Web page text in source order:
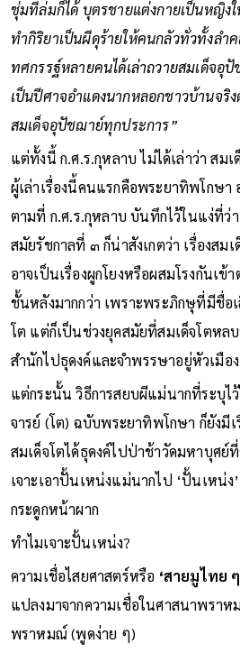
ชุ่มที่ล่มก็ได้ บุตรชายแต่งกายเป็นหญิง
ทำกิริยาเป็นผีดุร้ายให้คนกลัวทั่วทั้งลำ
ทศกรรฐ์หลายคนได้เล่าถวายสมเด็จอุ
เป็นปีศาจอำแดงนากหลอกชาวบ้านจริ
สมเด็จอุปัชฌาย์ทุกประการ”
แต่ทั้งนี้ ก.ศ.ร.กุหลาบ ไม่ได้เล่าว่า สม
ผู้เล่าเรื่องนี้คนแรกคือพระยาทิพโกษา
ตามที่ ก.ศ.ร.กุหลาบ บันทึกไว้ในแง่ที่ว่
สมัยรัชกาลที่ ๓ ก็น่าสังเกตว่า เรื่องสม
อาจเป็นเรื่องผูกโยงหรือผสมโรงกันเข้
ชั้นหลังมากกว่า เพราะพระภิกษุที่มีชื่อ
โต แต่ก็เป็นช่วงยุคสมัยที่สมเด็จโตหล
สำนักไปธุดงค์และจำพรรษาอยู่หัวเมื
แต่กระนั้น วิธีการสยบผีแม่นากที่ระบุไ
จารย์ (โต) ฉบับพระยาทิพโกษา ก็ยังมีเ
สมเด็จโตได้ธุดงค์ไปป่าช้าวัดมหาบุศย์
เจาะเอาปั้นเหน่งแม่นากไป ‘ปั้นเหน่ง
กระดูกหน้าผาก
ทำไมเจาะปั้นเหน่ง?
ความเชื่อไสยศาสตร์หรือ ‘สายมูไทย ๆ
แปลงมาจากความเชื่อในศาสนาพรา
พราหมณ์ (พูดง่าย ๆ)